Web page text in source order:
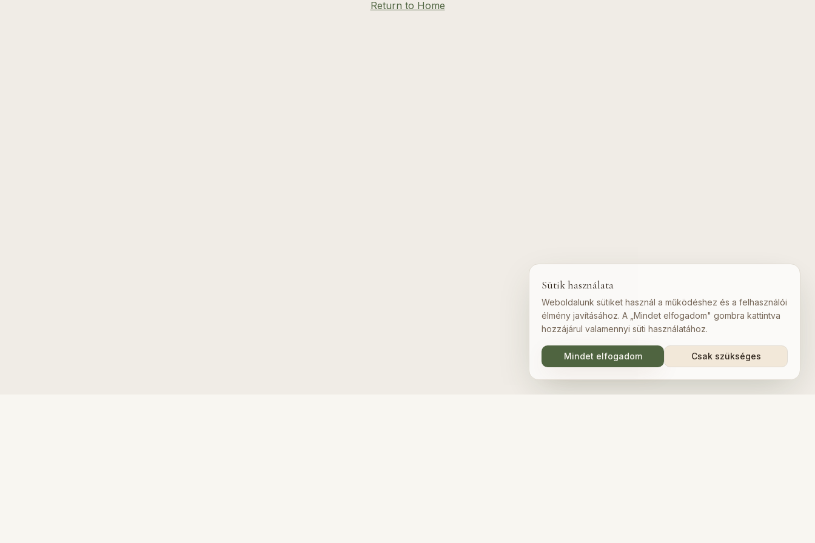
Return to Home
Sütik használata
Weboldalunk sütiket használ a működéshez és a felhasználói
élmény javításához. A „Mindet elfogadom" gombra kattintva
hozzájárul valamennyi süti használatához.
Mindet elfogadom Csak szükséges